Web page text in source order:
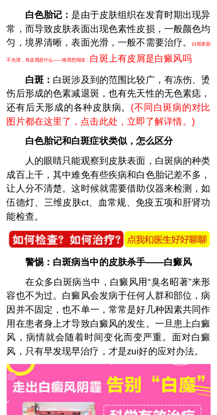
白色胎记： 是由于皮肤组织在发育时期出现异
常，而导致皮肤表面出现色素性皮损，一般颜色均
匀，境界清晰，表面光滑，一般不需要治疗。白斑表面
不光滑，有皮屑是什么——推荐您阅读： 白斑上有皮屑是白癜风吗
白斑： 白斑涉及到的范围比较广，有冻伤、烫
伤后形成的色素减退斑，也有先天性的无色素痣，
还有后天形成的各种皮肤病。 (不同白斑病的对比
图片都在这里了，点击此处，立即了解详情。 )
白色胎记和白斑症状类似，怎么区分
人的眼睛只能观察到皮肤表面，白斑病的种类
成百上千，其中难免有些疾病和白色胎记差不多，
让人分不清楚。这时候就需要借助仪器来检测，如
伍德灯、三维皮肤ct、血常规、免疫五项和肝肾功
能检查。
警惕：白斑病当中的皮肤杀手——白癜风
在众多白斑病当中，白癜风用“臭名昭著”来形
容也不为过。白癜风会发病于任何人群和部位，病
因并不固定，也不单一，常常是好几种因素共同作
用在患者身上才导致白癜风的发生。一旦患上白癜
风，病情就会随着时间变化而变严重。面对白癜
风，只有早发现早治疗，才是zui好的应对办法。